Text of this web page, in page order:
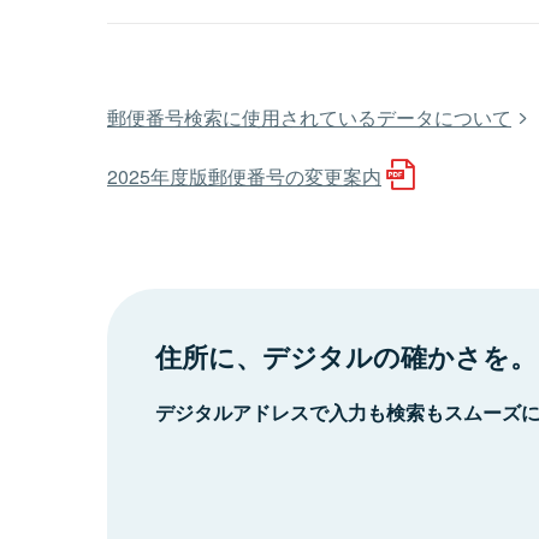
郵便番号検索に使用されているデータについて
2025年度版郵便番号の変更案内
住所に、デジタルの確かさを。
デジタルアドレスで入力も検索もスムーズ